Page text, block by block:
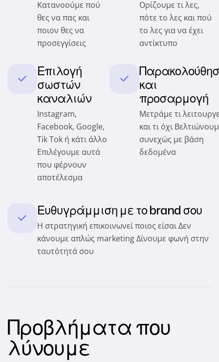
Κατανοούμε πού
θες να πας και
ποιον θες να
προσεγγίσεις
Ορίζουμε τι λες,
πότε το λες και πού
το λες για να έχει
αντίκτυπο
Επιλογή
σωστών
καναλιών
Instagram,
Facebook, Google,
Tik Tok ή κάτι άλλο
Επιλέγουμε αυτά
που φέρνουν
αποτέλεσμα
και
προσαρμογή
Μετράμε τι
και τι όχι
συνεχώς με βάση
δεδομένα
Ευθυγράμμιση με το brand σου
Η στρατηγική επικοινωνεί ποιος είσαι Δεν
κάνουμε απλώς marketing Δίνουμε φωνή στην
ταυτότητά σου
Προβλήματα που
λύνουμε